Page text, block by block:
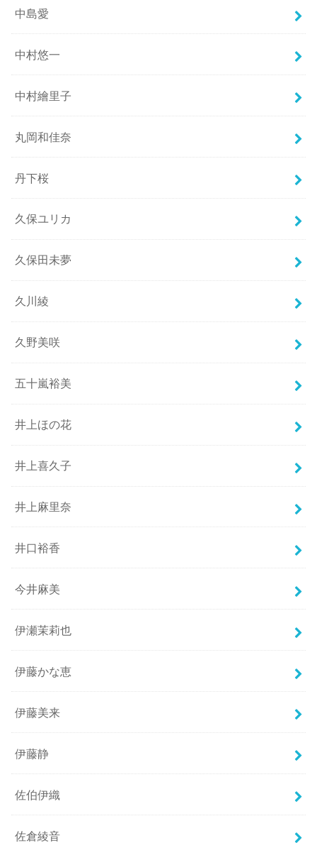
中島愛
中村悠一
中村繪里子
丸岡和佳奈
丹下桜
久保ユリカ
久保田未夢
久川綾
久野美咲
五十嵐裕美
井上ほの花
井上喜久子
井上麻里奈
井口裕香
今井麻美
伊瀬茉莉也
伊藤かな恵
伊藤美来
伊藤静
佐伯伊織
佐倉綾音